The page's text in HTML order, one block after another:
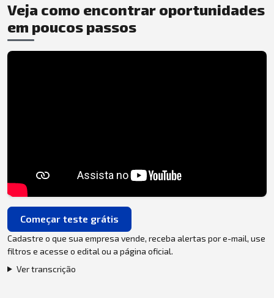
Veja como encontrar oportunidades
em poucos passos
Começar teste grátis
Cadastre o que sua empresa vende, receba alertas por e-mail, use
filtros e acesse o edital ou a página oficial.
Ver transcrição